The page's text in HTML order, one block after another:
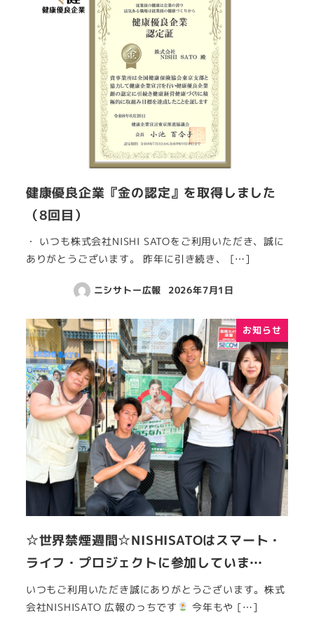
健康優良企業『金の認定』を取得しました
（8回目）
・ いつも株式会社NISHI SATOをご利用いただき、誠に
ありがとうございます。 昨年に引き続き、 […]
ニシサトー広報 2026年7月1日
お知らせ
☆世界禁煙週間☆NISHISATOはスマート・
ライフ・プロジェクトに参加していま…
いつもご利用いただき誠にありがとうございます。株式
会社NISHISATO 広報のっちです
今年もや […]